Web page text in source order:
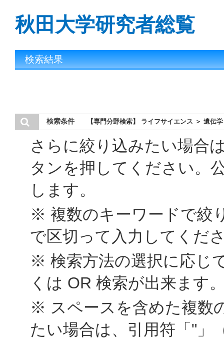
秋田大学研究者総覧
検索結果
検索条件 【専門分野検索】 ライフサイエンス ＞ 遺伝学
さらに絞り込みたい場合
タンを押してください。
します。
※ 複数のキーワードで絞
で区切って入力してくだ
※ 検索方法の選択に応じ
くは OR 検索が出来ます
※ スペースを含めた複数
たい場合は、引用符「"」